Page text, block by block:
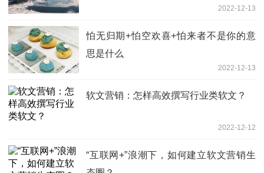
2022-12-13
怕无归期+怕空欢喜+怕来者不是你的意
思是什么
2022-12-13
软文营销：怎样高效撰写行业类软文？
2022-12-12
“互联网+”浪潮下，如何建立软文营销生